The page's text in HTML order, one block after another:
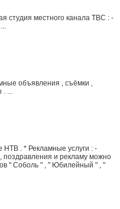
студия местного канала ТВС : -
объявления , съёмки ,
. ...
. * Рекламные услуги : -
и рекламу можно
" Соболь " , " Юбилейный " , "